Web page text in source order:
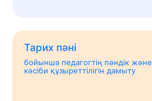
Тарих пәні
бойынша педагогтің пәндік және
кәсіби құзыреттілігін дамыту